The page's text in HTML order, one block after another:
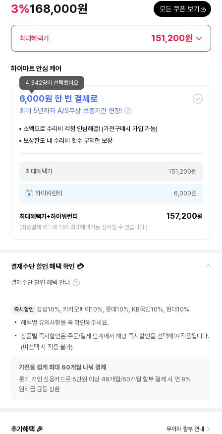
3%168,000원 모든 쿠폰 보기
최대혜택가 151,200원
하이마트 안심 케어
6,000원 한 번 결제로
최대 5년까지 A/S무상 보증기간 연장!
소액으로 수리비 걱정 안심해결! (가전구매시 가입 가능)
보상한도 내 수리비 횟수 무제한 보장
최대혜택가 151,200원
하이워런티 6,000원
최대혜택가+하이워런티 157,200원
(최종결제 카드에 따라 최대혜택가는 상이할 수 있습니다.)
4,342명이 선택했어요
결제수단 할인 혜택 확인 💳
결제수단 할인 혜택 안내
즉시할인 삼성10%, 카카오페이10%, 롯데10%, KB국민10%, 현대10%
혜택별 유의사항을 꼭 확인해주세요.
상품별 즉시할인은 주문/결제 단계에서 해당 즉시할인을 선택해야 적용됩니다.
(미선택 시 적용 불가)
가전을 쉽게 최대 60개월 나눠 결제
롯데 개인 신용카드로 5만원 이상 48개월/60개월 할부 결제 시 연 8%
원리금 균등 상환
추가혜택 🎉 무이자 할부 안내